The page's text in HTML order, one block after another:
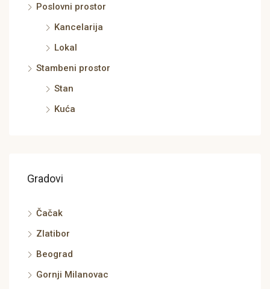
Poslovni prostor
Kancelarija
Lokal
Stambeni prostor
Stan
Kuća
Gradovi
Čačak
Zlatibor
Beograd
Gornji Milanovac